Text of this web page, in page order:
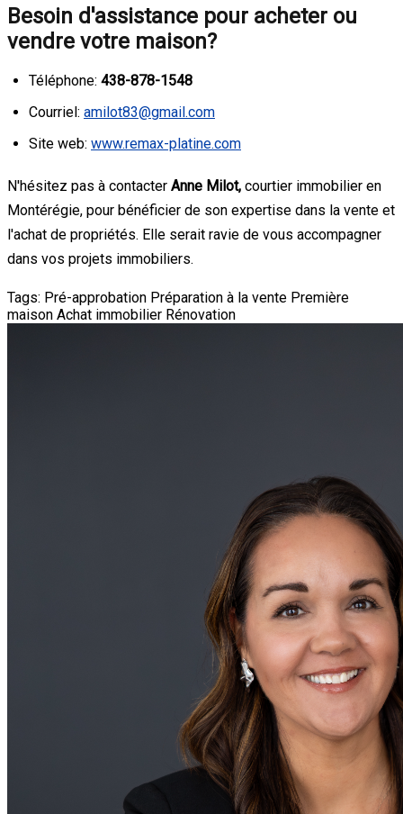
Besoin d'assistance pour acheter ou
vendre votre maison?
Téléphone: 438-878-1548
Courriel: amilot83@gmail.com
Site web: www.remax-platine.com
N'hésitez pas à contacter Anne Milot, courtier immobilier en
Montérégie, pour bénéficier de son expertise dans la vente et
l'achat de propriétés. Elle serait ravie de vous accompagner
dans vos projets immobiliers.
Tags: Pré-approbation Préparation à la vente Première
maison Achat immobilier Rénovation